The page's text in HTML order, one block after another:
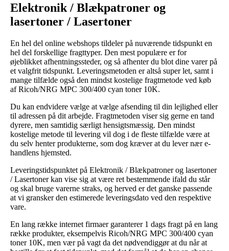
Elektronik / Blækpatroner og
lasertoner / Lasertoner
En hel del online webshops tildeler på nuværende tidspunkt en
hel del forskellige fragttyper. Den mest populære er for
øjeblikket afhentningssteder, og så afhenter du blot dine varer på
et valgfrit tidspunkt. Leveringsmetoden er altså super let, samt i
mange tilfælde også den mindst kostelige fragtmetode ved køb
af Ricoh/NRG MPC 300/400 cyan toner 10K.
Du kan endvidere vælge at vælge afsending til din lejlighed eller
til adressen på dit arbejde. Fragtmetoden viser sig gerne en tand
dyrere, men samtidig særligt hensigtsmæssig. Den mindst
kostelige metode til levering vil dog i de fleste tilfælde være at
du selv henter produkterne, som dog kræver at du lever nær e-
handlens hjemsted.
Leveringstidspunktet på Elektronik / Blækpatroner og lasertoner
/ Lasertoner kan vise sig at være ret bestemmende ifald du står
og skal bruge varerne straks, og herved er det ganske passende
at vi gransker den estimerede leveringsdato ved den respektive
vare.
En lang række internet firmaer garanterer 1 dags fragt på en lang
række produkter, eksempelvis Ricoh/NRG MPC 300/400 cyan
toner 10K, men vær på vagt da det nødvendiggør at du når at